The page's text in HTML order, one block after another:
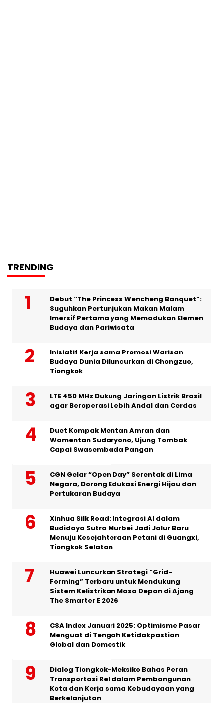
TRENDING
Debut “The Princess Wencheng Banquet”:
Suguhkan Pertunjukan Makan Malam
Imersif Pertama yang Memadukan Elemen
Budaya dan Pariwisata
Inisiatif Kerja sama Promosi Warisan
Budaya Dunia Diluncurkan di Chongzuo,
Tiongkok
LTE 450 MHz Dukung Jaringan Listrik Brasil
agar Beroperasi Lebih Andal dan Cerdas
Duet Kompak Mentan Amran dan
Wamentan Sudaryono, Ujung Tombak
Capai Swasembada Pangan
CGN Gelar “Open Day” Serentak di Lima
Negara, Dorong Edukasi Energi Hijau dan
Pertukaran Budaya
Xinhua Silk Road: Integrasi AI dalam
Budidaya Sutra Murbei Jadi Jalur Baru
Menuju Kesejahteraan Petani di Guangxi,
Tiongkok Selatan
Huawei Luncurkan Strategi “Grid-
Forming” Terbaru untuk Mendukung
Sistem Kelistrikan Masa Depan di Ajang
The Smarter E 2026
CSA Index Januari 2025: Optimisme Pasar
Menguat di Tengah Ketidakpastian
Global dan Domestik
Dialog Tiongkok-Meksiko Bahas Peran
Transportasi Rel dalam Pembangunan
Kota dan Kerja sama Kebudayaan yang
Berkelanjutan